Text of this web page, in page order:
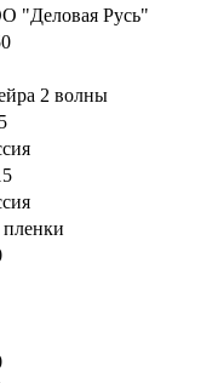
"Деловая Русь"
2 волны
пленки